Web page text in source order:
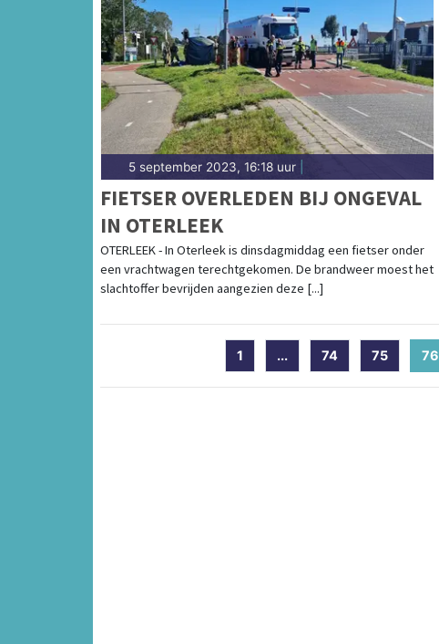
5 september 2023, 16:18 uur
FIETSER OVERLEDEN BIJ ONGEVAL
IN OTERLEEK
OTERLEEK - In Oterleek is dinsdagmiddag een fietser onder
een vrachtwagen terechtgekomen. De brandweer moest het
slachtoffer bevrijden aangezien deze [...]
1 ... 74 75 76